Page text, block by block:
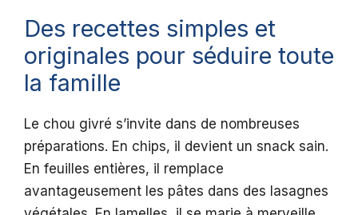
Des recettes simples et
originales pour séduire toute
la famille
Le chou givré s’invite dans de nombreuses
préparations. En chips, il devient un snack sain.
En feuilles entières, il remplace
avantageusement les pâtes dans des lasagnes